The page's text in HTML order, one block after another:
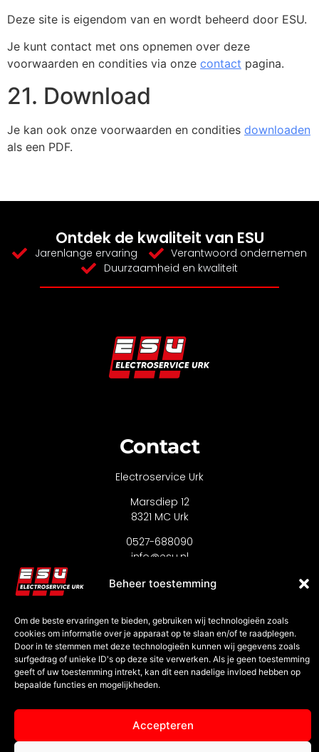
Beheer toestemming
Om de beste ervaringen te bieden, gebruiken wij technologieën zoals
cookies om informatie over je apparaat op te slaan en/of te raadplegen.
Door in te stemmen met deze technologieën kunnen wij gegevens zoals
surfgedrag of unieke ID's op deze site verwerken. Als je geen toestemming
geeft of uw toestemming intrekt, kan dit een nadelige invloed hebben op
bepaalde functies en mogelijkheden.
Accepteren
Deze site is eigendom van en wordt beheerd door ESU.
Je kunt contact met ons opnemen over deze
voorwaarden en condities via onze contact pagina.
21. Download
Je kan ook onze voorwaarden en condities downloaden
als een PDF.
Ontdek de kwaliteit van ESU
Jarenlange ervaring
Verantwoord ondernemen
Duurzaamheid en kwaliteit
Contact
Electroservice Urk
Marsdiep 12
8321 MC Urk
0527-688090
info@esu.nl
© 2026 All Rights Reserved.